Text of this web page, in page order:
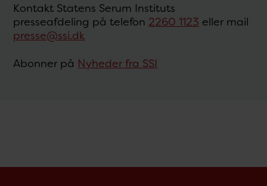
Kontakt Statens Serum Instituts
presseafdeling på telefon 2260 1123 eller mail
presse@ssi.dk
Abonner på Nyheder fra SSI